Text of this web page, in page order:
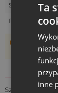
SKU
EAN
Woreczki
może
Szczegóły
Ta
inne